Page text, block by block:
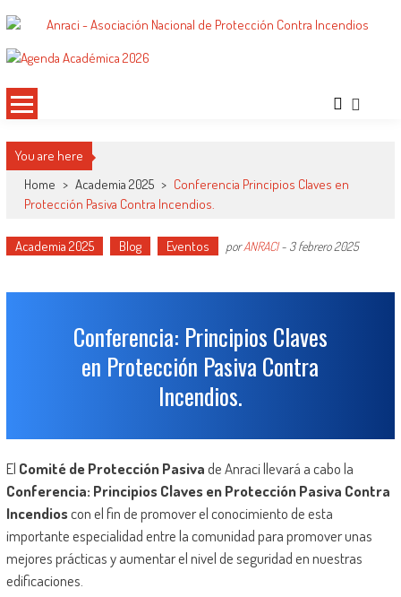
al
contenidoANRACI – Asociación Nacional de
Condiciones de Protección Contra Incendios para Nuestra Sociedad
You are here
Home > Academia 2025 > Conferencia Principios Claves en
Protección Pasiva Contra Incendios.
Academia 2025 Blog Eventos porANRACI- 3 febrero 2025
Conferencia: Principios Claves
en Protección Pasiva Contra
Incendios.
El Comité de Protección Pasivade Anraci llevará a cabo la
Conferencia: Principios Claves en Protección Pasiva Contra
Incendioscon el fin de promover el conocimiento de esta
importante especialidad entre la comunidad para promover unas
mejores prácticas y aumentar el nivel de seguridad en nuestras
edificaciones.